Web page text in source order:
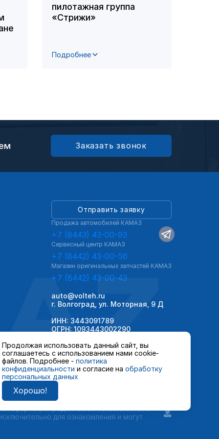
пилотажная группа
«Стрижи»
Подробнее
Заказать звонок
Продолжая использовать данный сайт, вы
соглашаетесь с использованием нами cookie-
файлов. Подробнее - политика
конфиденциальности и согласие на обработку
персональных данных
Хорошо!
Отправить заявку
Продажа автомобилей КАМАЗ
+7 (8443) 43-00-93
Сервисный центр КАМАЗ
+7 (8442) 43-00-56
Магазин оригинальных запчастей КАМАЗ
+7 (8442) 43-00-43
auto@volteh.ru
г. Волгоград, ул. Моторная, 9 Д
ИНН: 3443091789
ОГРН: 1093443002290
и сервисного обслуживания,
офертой, определяемой положениями ст.
для ознакомления и могут